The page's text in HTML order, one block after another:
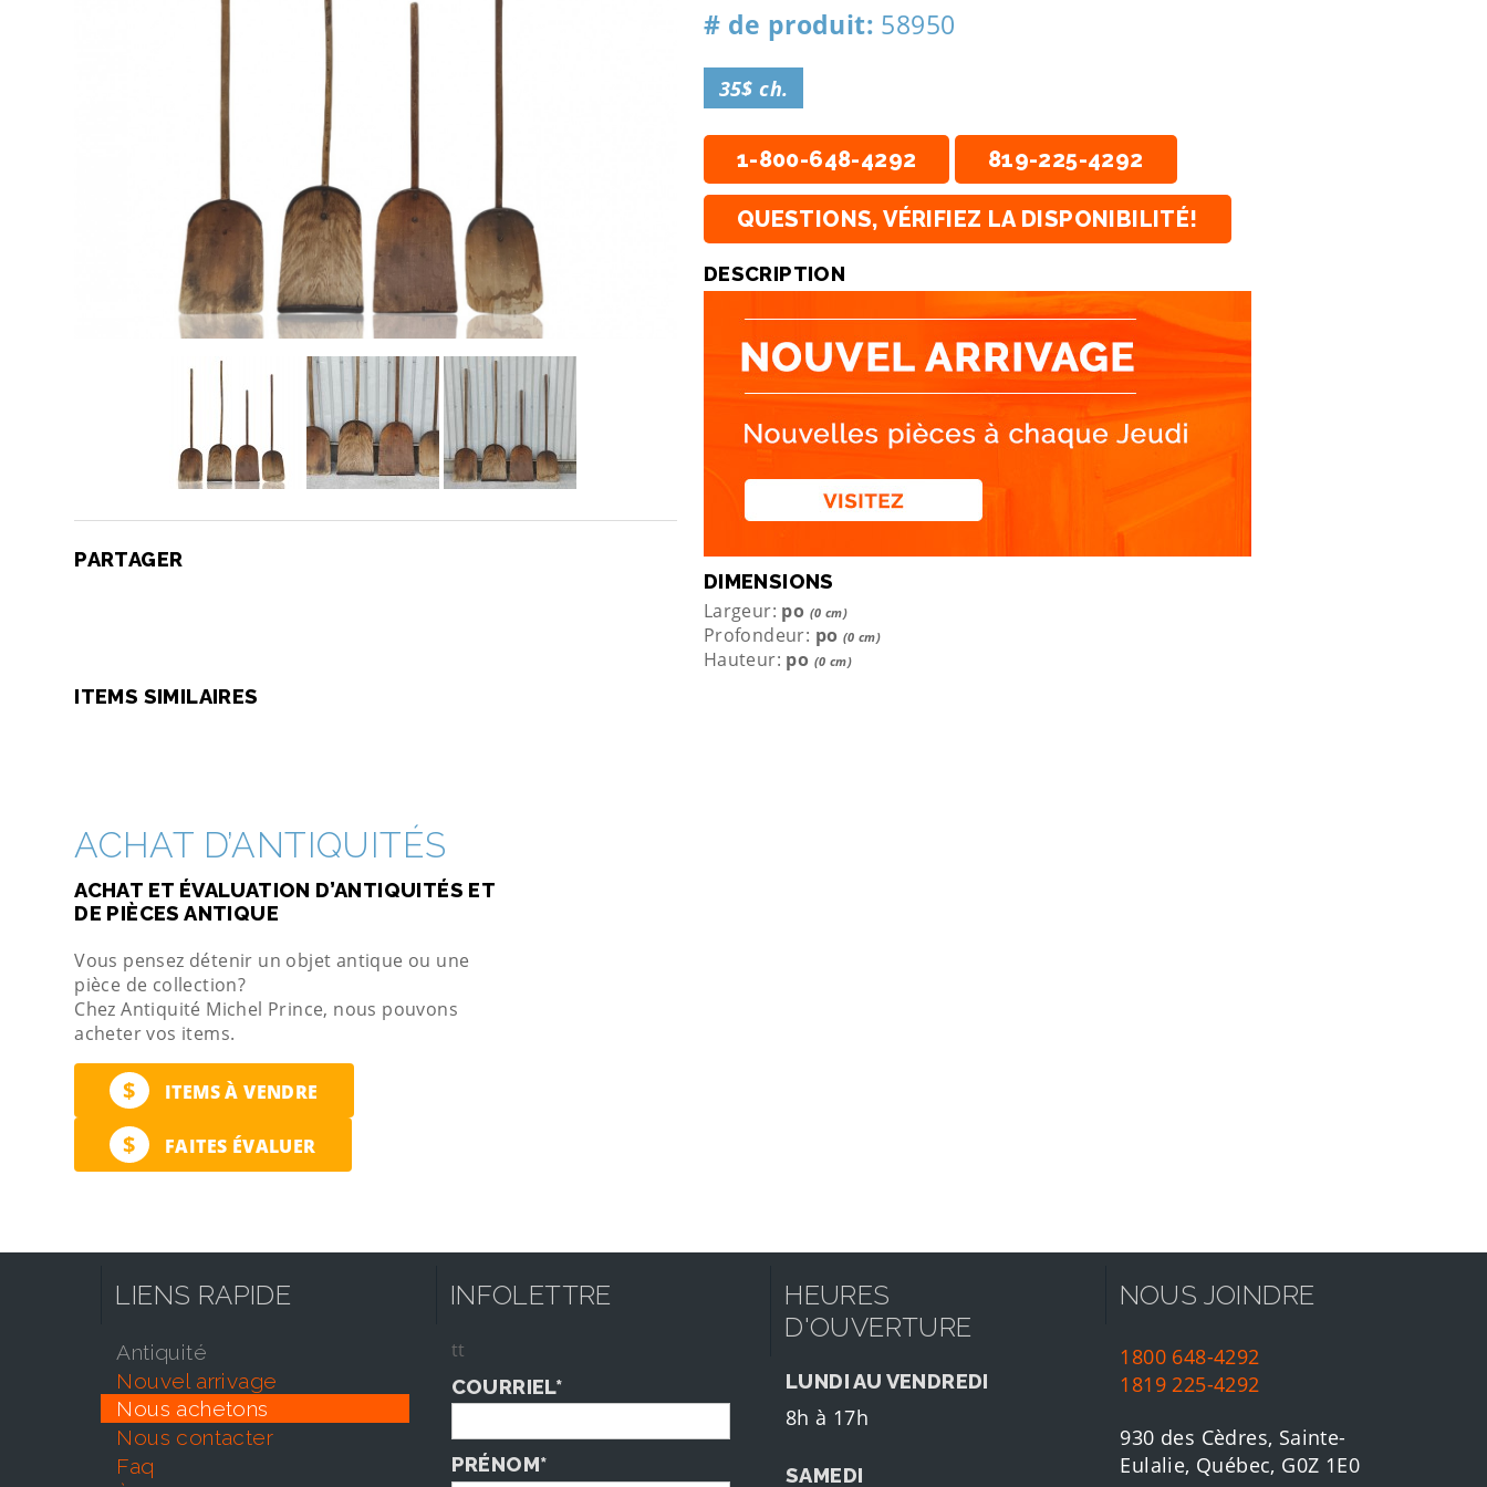
PARTAGER
# de produit: 58950
35$ ch.
1-800-648-4292 819-225-4292
QUESTIONS, VÉRIFIEZ LA DISPONIBILITÉ!
DESCRIPTION
DIMENSIONS
Largeur: po (0 cm)
Profondeur: po (0 cm)
Hauteur: po (0 cm)
ITEMS SIMILAIRES
ACHAT D’ANTIQUITÉS
ACHAT ET ÉVALUATION D’ANTIQUITÉS ET
DE PIÈCES ANTIQUE
Vous pensez détenir un objet antique ou une
pièce de collection?
Chez Antiquité Michel Prince, nous pouvons
acheter vos items.
$ ITEMS À VENDRE
$ FAITES ÉVALUER
LIENS RAPIDE
antiquité
nouvel arrivage
nous achetons
nous contacter
faq
INFOLETTRE
tt
COURRIEL*
PRÉNOM*
HEURES
D'OUVERTURE
LUNDI AU VENDREDI
8h à 17h
SAMEDI
NOUS JOINDRE
1800 648-4292
1819 225-4292
930 des Cèdres, Sainte-
Eulalie, Québec, G0Z 1E0